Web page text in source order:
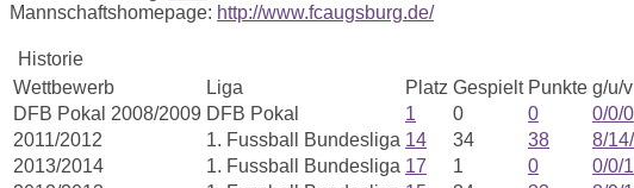
Mannschaftshomepage: http://www.fcaugsburg.de/
Historie
Wettbewerb
Liga Platz Gespielt Punkte g/u/v
DFB Pokal 2008/2009 DFB Pokal 1 0 0 0/0/0
2011/2012
1. Fussball Bundesliga 14 34 38 8/
2013/2014
1. Fussball Bundesliga 17 1 0 0/0/1